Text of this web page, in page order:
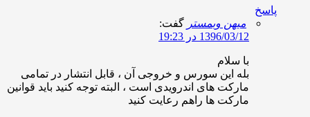
میهن وبمستر گفت:
1396/03/12 در 19:23
بله این سورس و خروجی آن ، قابل انتشار در تمامی
مارکت های اندرویدی است ، البته توجه کنید باید قوانین
مارکت ها راهم رعایت کنید